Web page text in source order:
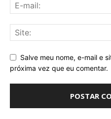
Salve meu nome, e-mail e
próxima vez que eu comentar.